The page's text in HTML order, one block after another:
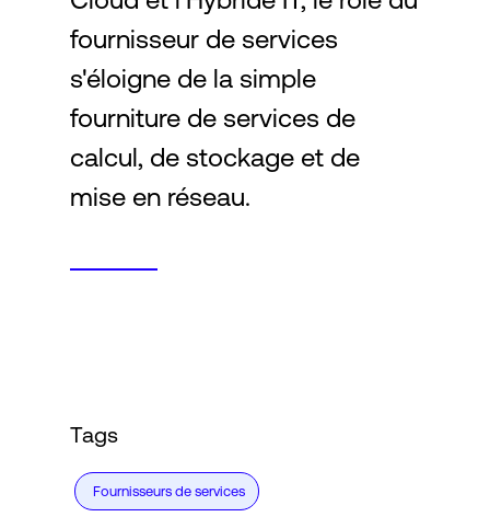
fournisseur de services
s'éloigne de la simple
fourniture de services de
calcul, de stockage et de
mise en réseau.
Tags
Fournisseurs de services